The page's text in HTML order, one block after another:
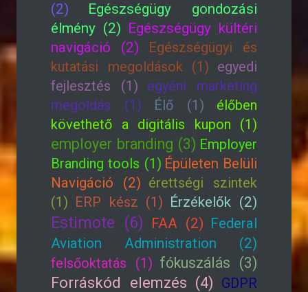
(2)
Egészségügy gondozási
élmény (2) Egészségügy kültéri
navigáció (2)
Egészségügyi és
kutatási megoldások (1) egyedi
fejlesztés (1)
egyéni marketing
megoldás (1)
Élő (1)
élőben
követhető a digitális kupon (1)
employer branding (3) Employer
Branding tools (1) Épületen Belüli
Navigáció (2) érettségi szintek
(1) ERP kész (1) Érzékelők (2)
Estimote (6) FAA (2) Federal
Aviation Administration (2)
felsőoktatás (1) fókuszálás (3)
Forráskód elemzés (4) GDPR